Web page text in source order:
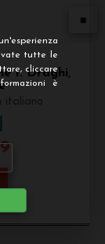
tutte le
cliccare
è
1: Draghi,